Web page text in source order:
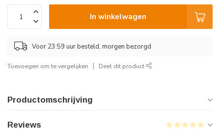
In winkelwagen
Voor 23:59 uur besteld, morgen bezorgd
Toevoegen om te vergelijken Deel dit product
Productomschrijving
Reviews